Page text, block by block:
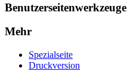
Benutzerseitenwerkzeuge
Mehr
Spezialseite
Druckversion